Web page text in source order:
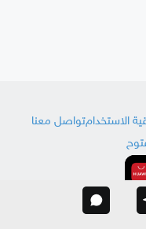
الاستخدامتواصل معنا